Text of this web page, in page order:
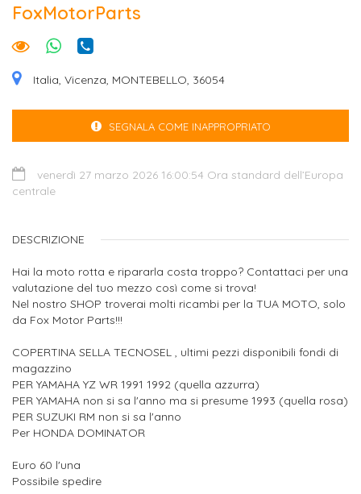
FoxMotorParts
Italia, Vicenza, MONTEBELLO, 36054
SEGNALA COME INAPPROPRIATO
venerdì 27 marzo 2026 16:00:54 Ora standard dell’Europa
centrale
DESCRIZIONE
Hai la moto rotta e ripararla costa troppo? Contattaci per una
valutazione del tuo mezzo così come si trova!
Nel nostro SHOP troverai molti ricambi per la TUA MOTO, solo
da Fox Motor Parts!!!
COPERTINA SELLA TECNOSEL , ultimi pezzi disponibili fondi di
magazzino
PER YAMAHA YZ WR 1991 1992 (quella azzurra)
PER YAMAHA non si sa l'anno ma si presume 1993 (quella rosa)
PER SUZUKI RM non si sa l'anno
Per HONDA DOMINATOR
Euro 60 l'una
Possibile spedire